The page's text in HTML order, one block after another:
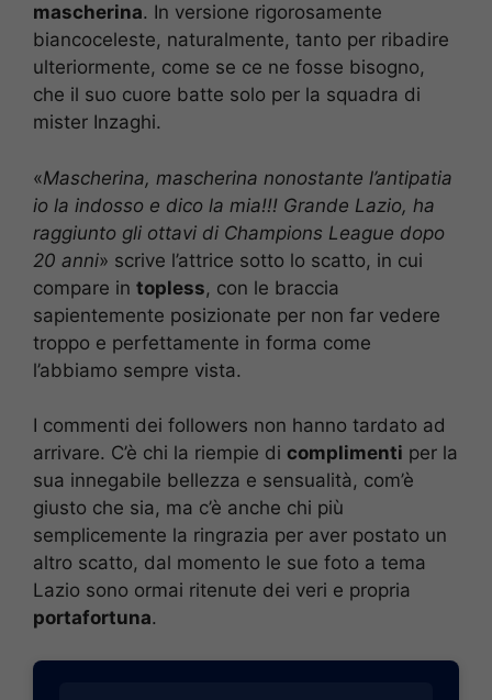
mascherina. In versione rigorosamente
biancoceleste, naturalmente, tanto per ribadire
ulteriormente, come se ce ne fosse bisogno,
che il suo cuore batte solo per la squadra di
mister Inzaghi.
«Mascherina, mascherina nonostante l’antipatia
io la indosso e dico la mia!!! Grande Lazio, ha
raggiunto gli ottavi di Champions League dopo
20 anni» scrive l’attrice sotto lo scatto, in cui
compare in topless, con le braccia
sapientemente posizionate per non far vedere
troppo e perfettamente in forma come
l’abbiamo sempre vista.
I commenti dei followers non hanno tardato ad
arrivare. C’è chi la riempie di complimenti per la
sua innegabile bellezza e sensualità, com’è
giusto che sia, ma c’è anche chi più
semplicemente la ringrazia per aver postato un
altro scatto, dal momento le sue foto a tema
Lazio sono ormai ritenute dei veri e propria
portafortuna.